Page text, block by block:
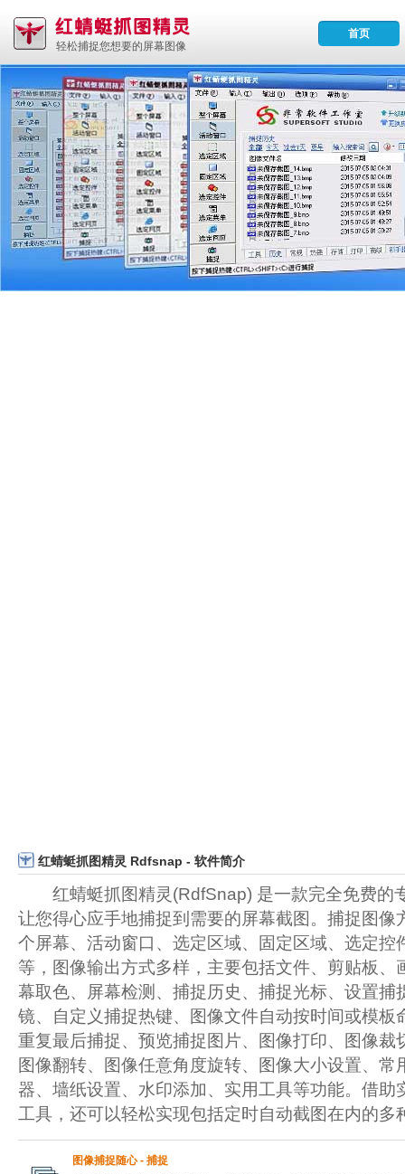
轻松捕捉您想要的屏幕图像
首页
红蜻蜓抓图精灵 Rdfsnap - 软件简介
红蜻蜓抓图精灵(RdfSnap) 是一款完全免费的
让您得心应手地捕捉到需要的屏幕截图。捕捉图像
个屏幕、活动窗口、选定区域、固定区域、选定控
等，图像输出方式多样，主要包括文件、剪贴板、
幕取色、屏幕检测、捕捉历史、捕捉光标、设置捕
镜、自定义捕捉热键、图像文件自动按时间或模板
重复最后捕捉、预览捕捉图片、图像打印、图像裁
图像翻转、图像任意角度旋转、图像大小设置、
器、墙纸设置、水印添加、实用工具等功能。借助
工具，还可以轻松实现包括定时自动截图在内的多
图像捕捉随心 - 捕捉